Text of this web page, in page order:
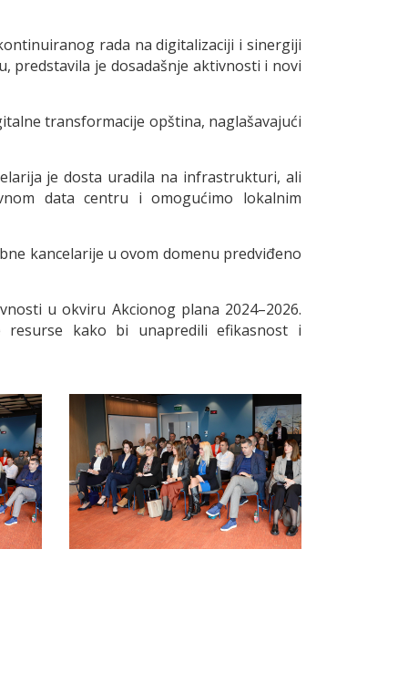
rada na digitalizaciji i sinergiji
predstavila je dosadašnje aktivnosti i novi
transformacije opština, naglašavajući
je dosta uradila na infrastrukturi, ali
data centru i omogućimo lokalnim
kancelarije u ovom domenu predviđeno
u okviru Akcionog plana 2024–2026.
resurse kako bi unapredili efikasnost i